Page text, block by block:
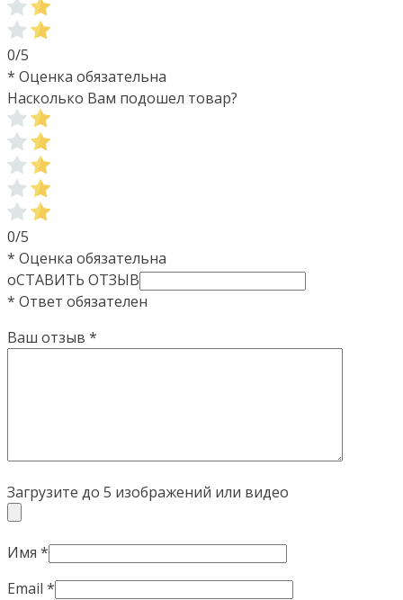
0/5
* Оценка обязательна
Насколько Вам подошел товар?
0/5
* Оценка обязательна
оСТАВИТЬ ОТЗЫВ
* Ответ обязателен
Ваш отзыв *
Загрузите до 5 изображений или видео
Имя *
Email *